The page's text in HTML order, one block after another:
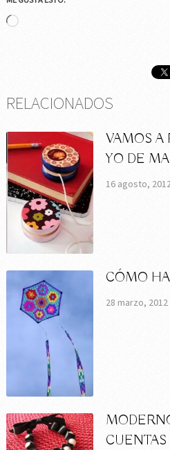
Cargando...
RELACIONADOS
VAMOS A
YO DE
16 agosto,
CÓMO
28 marzo, 2012
CUENTAS